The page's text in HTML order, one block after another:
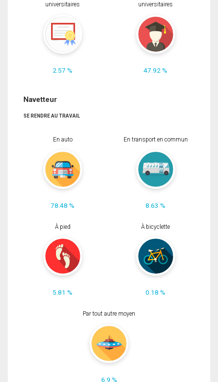
universitaires
2.57 %
universitaires
47.92 %
Navetteur
SE RENDRE AU TRAVAIL
En auto
78.48 %
En transport en commun
8.63 %
À pied
5.81 %
À bicyclette
0.18 %
Par tout autre moyen
6.9 %